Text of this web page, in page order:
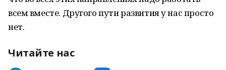
всем вместе. Другого пути развития у нас просто
нет.
Читайте нас